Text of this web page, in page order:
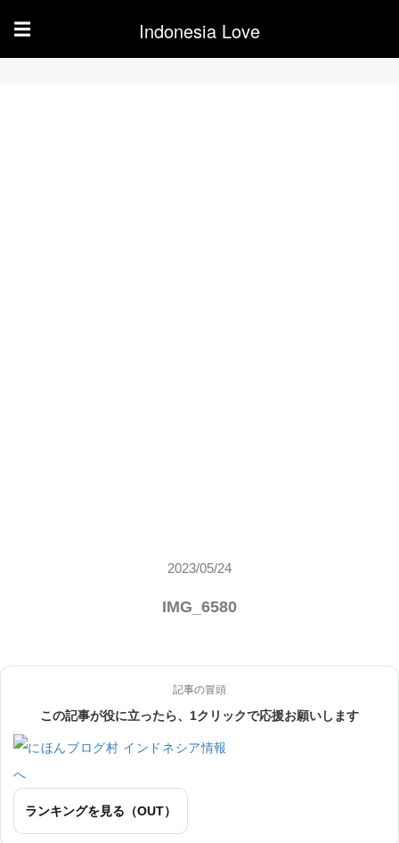
☰ Indonesia Love
2023/05/24
IMG_6580
記事の冒頭
この記事が役に立ったら、1クリックで応援お願いします
ランキングを見る（OUT）